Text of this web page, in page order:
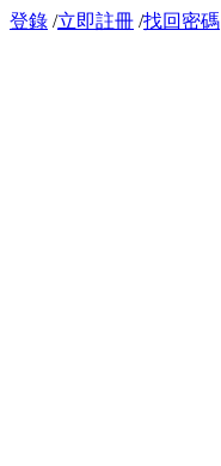
登錄 /立即註冊 /找回密碼